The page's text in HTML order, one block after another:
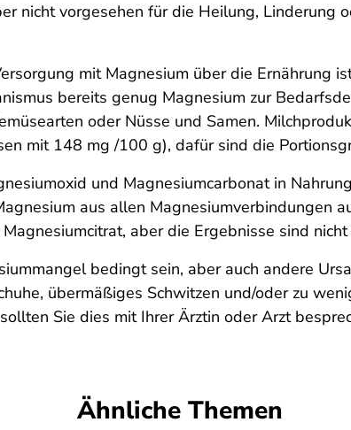
nicht vorgesehen für die Heilung, Linderung
mit Magnesium über die Ernährung
bereits genug Magnesium zur
oder Nüsse und Samen.
mit 148 mg /100 g), dafür sind die
und Magnesiumcarbonat in
aus allen Magnesiumverbindungen
aber die Ergebnisse sind
bedingt sein, aber auch andere
übermäßiges Schwitzen und/oder zu
Sie dies mit Ihrer Ärztin oder Arzt
Ähnliche Themen